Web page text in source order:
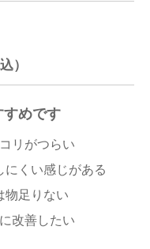
）
すめです
リがつらい
くい感じがある
物足りない
改善したい